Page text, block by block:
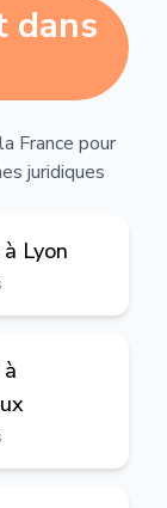
dans
France pour
juridiques
Lyon